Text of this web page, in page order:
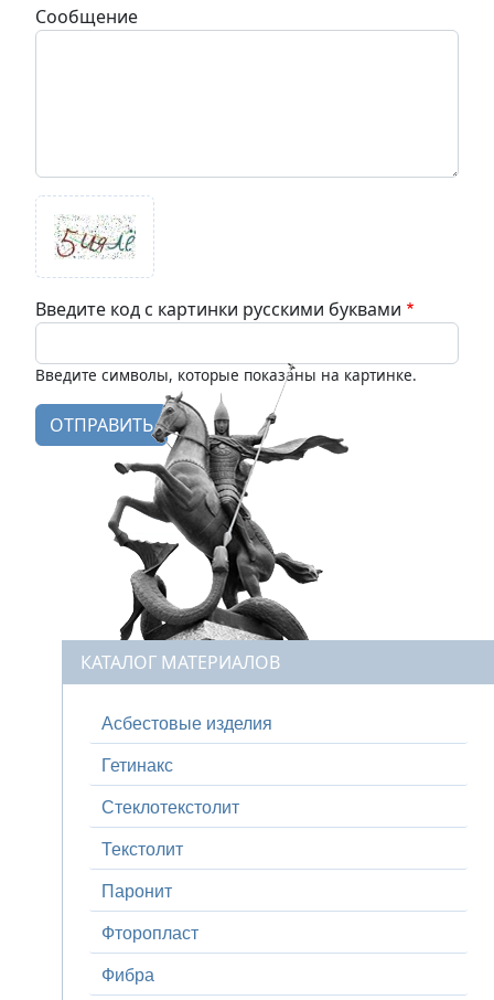
Сообщение
Введите код с картинки русскими буквами
Введите символы, которые показаны на картинке.
КАТАЛОГ МАТЕРИАЛОВ
Асбестовые изделия
Гетинакс
Стеклотекстолит
Текстолит
Паронит
Фторопласт
Фибра